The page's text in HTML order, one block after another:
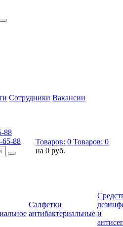
Сотрудники Вакансии
88
65-88 Товаров: 0 Товаров: 0
на 0 руб.
Салфетки
антибактериальные и